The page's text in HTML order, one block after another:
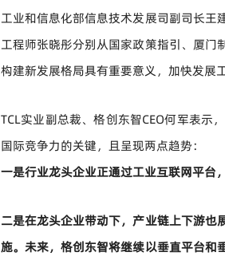
工业和信息化部信息技术发展司副司长王
工程师张晓彤分别从国家政策指引、厦门
构建新发展格局具有重要意义，加快发展
TCL实业副总裁、格创东智CEO何军表示
国际竞争力的关键，且呈现两点趋势：
一是行业龙头企业正通过工业互联网平台
二是在龙头企业带动下，产业链上下游
施。未来，格创东智将继续以垂直平台和